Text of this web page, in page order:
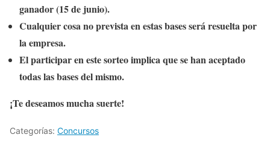
ganador (15 de junio).
Cualquier cosa no prevista en estas bases será resuelta por
la empresa.
El participar en este sorteo implica que se han aceptado
todas las bases del mismo.
¡Te deseamos mucha suerte!
Categorías: Concursos